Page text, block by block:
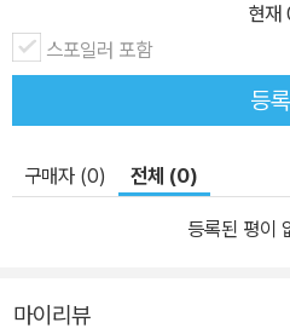
현재
스포일러 포함
등록
구매자 (0) 전체 (0)
등록된 평이
마이리뷰